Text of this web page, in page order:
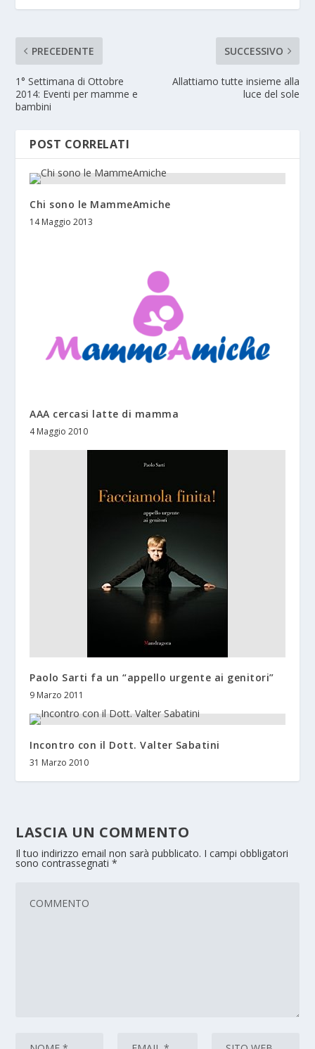
PRECEDENTE
1° Settimana di Ottobre
2014: Eventi per mamme e
bambini
SUCCESSIVO
Allattiamo tutte insieme alla
luce del sole
POST CORRELATI
Chi sono le MammeAmiche
14 Maggio 2013
AAA cercasi latte di mamma
4 Maggio 2010
Paolo Sarti fa un “appello urgente ai genitori”
9 Marzo 2011
Incontro con il Dott. Valter Sabatini
31 Marzo 2010
LASCIA UN COMMENTO
Il tuo indirizzo email non sarà pubblicato. I campi obbligatori
sono contrassegnati*